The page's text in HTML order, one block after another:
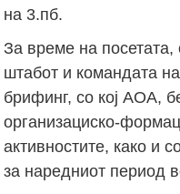
на 3.пб.
За време на
штабот и командата
брифинг, со кој АОА,
организациско-
активностите, како и
за наредниот период